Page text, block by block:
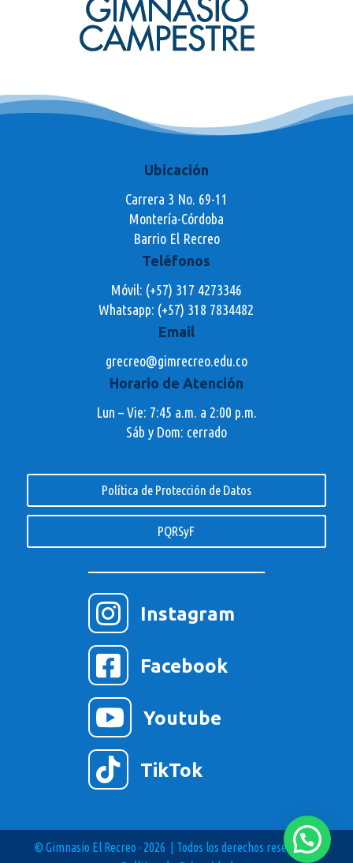
Ubicación
Carrera 3 No. 69-11
Montería-Córdoba
Barrio El Recreo
Teléfonos
Móvil: (+57) 317 4273346
Whatsapp: (+57) 318 7834482
Email
grecreo@gimrecreo.edu.co
Horario de Atención
Lun – Vie: 7:45 a.m. a 2:00 p.m.
Sáb y Dom: cerrado
Política de Protección de Datos
PQRSyF
 Instagram
 Facebook
 Youtube
 TikTok
© Gimnasio El Recreo · 2026 | Todos los derechos reservados